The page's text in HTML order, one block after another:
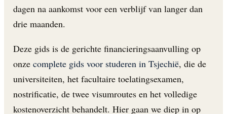
dagen na aankomst voor een verblijf van langer dan
drie maanden.
Deze gids is de gerichte financieringsaanvulling op
onze complete gids voor studeren in Tsjechië, die de
universiteiten, het facultaire toelatingsexamen,
nostrificatie, de twee visumroutes en het volledige
kostenoverzicht behandelt. Hier gaan we diep in op